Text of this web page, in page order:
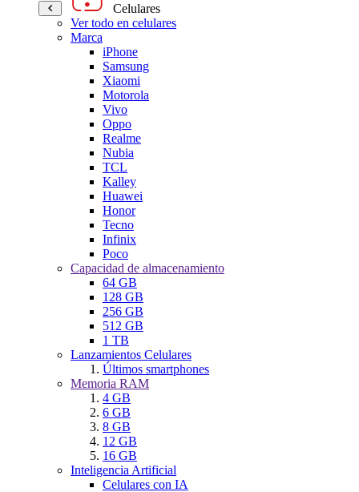
Celulares
Ver todo en celulares
Marca
iPhone
Samsung
Xiaomi
Motorola
Vivo
Oppo
Realme
Nubia
TCL
Kalley
Huawei
Honor
Tecno
Infinix
Poco
Capacidad de almacenamiento
64 GB
128 GB
256 GB
512 GB
1 TB
Lanzamientos Celulares
Últimos smartphones
Memoria RAM
4 GB
6 GB
8 GB
12 GB
16 GB
Inteligencia Artificial
Celulares con IA